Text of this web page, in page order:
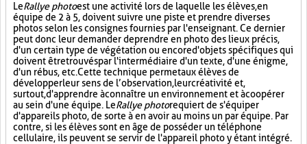
LeRallye photoest une activité lors de laquelle les élèves, en
équipe de 2 à 5, doivent suivre une piste et prendre diverses
photos selon les consignes fournies par l'enseignant. Ce dernier
peut donc leur demander de prendre en photo des lieux précis,
d'un certain type de végétation ou encore d'objets spécifiques qui
doivent être trouvés par l'intermédiaire d'un texte, d'une énigme,
d'un rébus, etc. Cette technique permet aux élèves de
développer leur sens de l’observation, leur créativité et,
surtout, d'apprendre à connaître un environnement et à coopérer
au sein d'une équipe. LeRallye photorequiert de s'équiper
d'appareils photo, de sorte à en avoir au moins un par équipe. Par
contre, si les élèves sont en âge de posséder un téléphone
cellulaire, ils peuvent se servir de l'appareil photo y étant intégré.